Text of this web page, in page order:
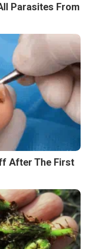
Parasites From
After The First